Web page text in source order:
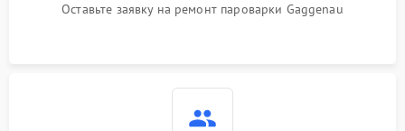
Оставьте заявку на ремонт пароварки Gaggenau